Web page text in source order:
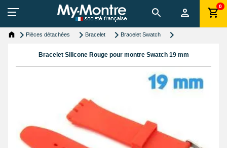
0
Pièces détachées Bracelet Bracelet Swatch
Bracelet Silicone Rouge pour montre Swatch 19 mm